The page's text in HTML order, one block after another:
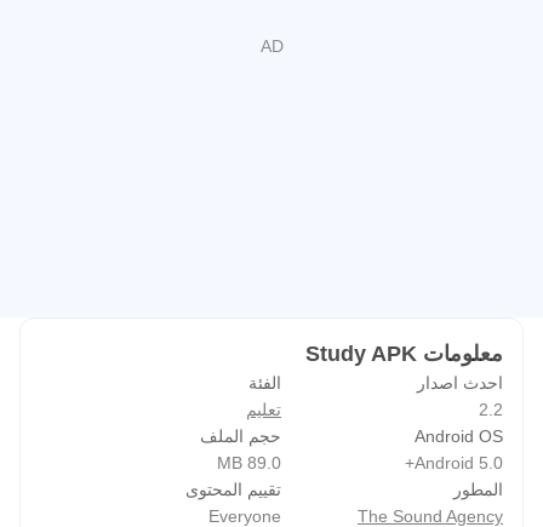
معلومات Study APK
احدث اصدار
2.2
الفئة
تعليم
Android OS
Android 5.0+
حجم الملف
89.0 MB
المطور
The Sound Agency
تقييم المحتوى
Everyone